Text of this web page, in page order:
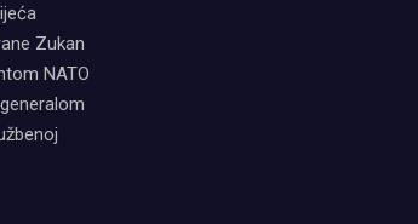
Zukan
NATO